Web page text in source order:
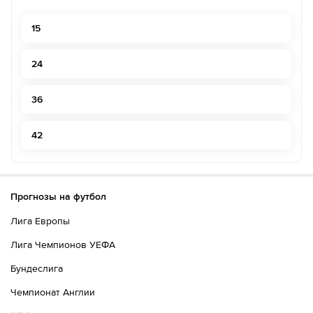
60´
выходит вместо него
выходит вместо него
15
24
36
42
Прогнозы на футбол
Лига Европы
Лига Чемпионов УЕФА
Бундеслига
Чемпионат Англии